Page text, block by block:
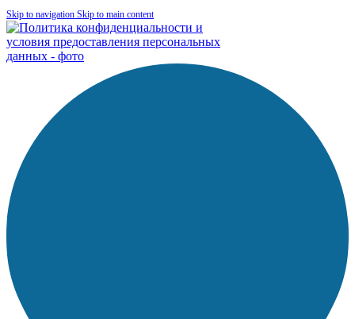
Skip to navigation Skip to main content